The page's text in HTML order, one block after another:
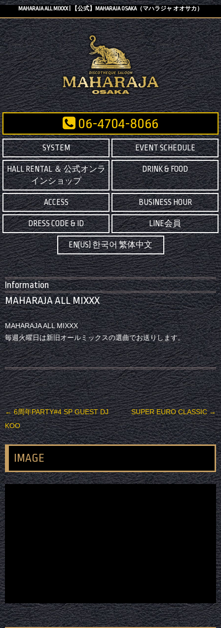
MAHARAJA ALL MIXXX | 【公式】MAHARAJA OSAKA（マハラジャ オオサカ）
06-4704-8066
SYSTEM EVENT SCHEDULE
HALL RENTAL ＆ 公式オンラ
インショップ
DRINK & FOOD
ACCESS BUSINESS HOUR
DRESS CODE & ID LINE会員
EN(US) 한국어 繁体中文
Information
MAHARAJA ALL MIXXX
MAHARAJA ALL MIXXX
毎週火曜日は新旧オールミックスの選曲でお送りします。
投稿ナビゲーション
←6周年PARTY#4 SP GUEST DJ
KOO
SUPER EURO CLASSIC→
IMAGE